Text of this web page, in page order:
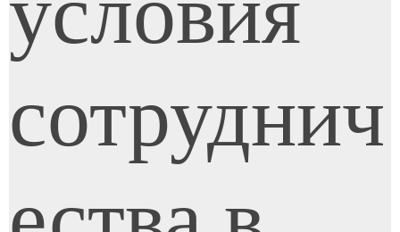
сотруднич